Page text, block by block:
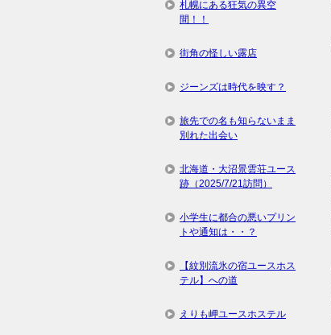
札幌にある狂気の異空
間！！
街角の怪しい露店
ジーンズは時代を映す？
旅先での名も知らないまま
別れた出会い
北海道・大沼景雲荘ユース
跡（2025/7/21訪問）
小学生に都合の悪いプリン
トや通知は・・？
【紋別流氷の宿ユースホス
テル】への道
えりも岬ユースホステル